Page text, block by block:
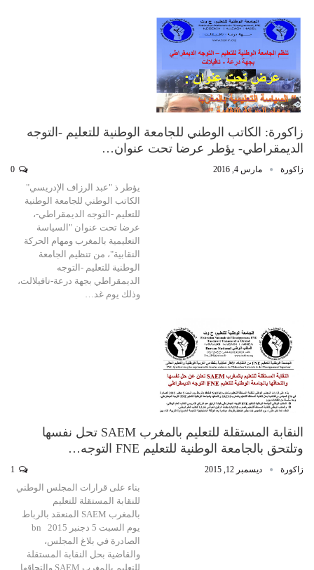
زاكورة: الكاتب الوطني للجامعة الوطنية للتعليم -التوجه
الديمقراطي- يؤطر عرضا تحت عنوان…
زاكورة مارس 4, 2016
يؤطر ذ "عبد الرزاف الإدريسي"
الكاتب الوطني للجامعة الوطنية
للتعليم -التوجه الديمقراطي-،
عرضا تحت عنوان "السياسة
التعليمية بالمغرب ومهام الحركة
النقابية"، من تنظيم الجامعة
الوطنية للتعليم -التوجه
الديمقراطي بجهة درعة-تافيلالت،
وذلك يوم غد…
النقابة المستقلة للتعليم بالمغرب SAEM تحل نفسها
وتلتحق بالجامعة الوطنية للتعليم FNE التوجه…
زاكورة ديسمبر 12, 2015
بناء على قرارات المجلس الوطني
للنقابة المستقلة للتعليم
بالمغرب SAEM المنعقد بالرباط
يوم السبت 5 دجنبر 2015 bn
الصادرة في بلاغ المجلس،
والقاضية بحل النقابة المستقلة
للتعليم بالمغرب SAEM والتحاقها